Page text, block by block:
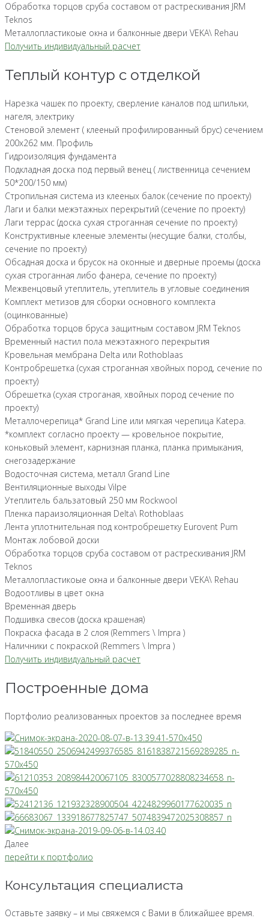
Обработка торцов сруба составом от растрескивания JRM
Teknos
Металлопластикоые окна и балконные двери VEKA\ Rehau
Получить индивидуальный расчет
Теплый контур с отделкой
Нарезка чашек по проекту, сверление каналов под шпильки,
нагеля, электрику
Стеновой элемент ( клееный профилированный брус) сечением
200х262 мм. Профиль
Гидроизоляция фундамента
Подкладная доска под первый венец ( лиственница сечением
50*200/150 мм)
Стропильная система из клееных балок (сечение по проекту)
Лаги и балки межэтажных перекрытий (сечение по проекту)
Лаги террас (доска сухая строганная сечение по проекту)
Конструктивные клееные элементы (несущие балки, столбы,
сечение по проекту)
Обсадная доска и брусок на оконные и дверные проемы (доска
сухая строганная либо фанера, сечение по проекту)
Межвенцовый утеплитель, утеплитель в угловые соединения
Комплект метизов для сборки основного комплекта
(оцинкованные)
Обработка торцов бруса защитным составом JRM Teknos
Временный настил пола межэтажного перекрытия
Кровельная мембрана Delta или Rothoblaas
Контробрешетка (сухая строганная хвойных пород, сечение по
проекту)
Обрешетка (сухая строганая, хвойных пород сечение по
проекту)
Металлочерепица* Grand Line или мягкая черепица Katepa.
*комплект согласно проекту — кровельное покрытие,
коньковый элемент, карнизная планка, планка примыкания,
снегозадержание
Водосточная система, металл Grand Line
Вентиляционные выходы Vilpe
Утеплитель бальзатовый 250 мм Rockwool
Пленка параизоляционная Delta\ Rothoblaas
Лента уплотнительная под контробрешетку Eurovent Pum
Монтаж лобовой доски
Обработка торцов сруба составом от растрескивания JRM
Teknos
Металлопластикоые окна и балконные двери VEKA\ Rehau
Водоотливы в цвет окна
Временная дверь
Подшивка свесов (доска крашеная)
Покраска фасада в 2 слоя (Remmers \ Impra )
Наличники с покраской (Remmers \ Impra )
Получить индивидуальный расчет
Построенные дома
Портфолио реализованных проектов за последнее время
Далее
перейти к портфолио
Консультация специалиста
Оставьте заявку – и мы свяжемся с Вами в ближайшее время.